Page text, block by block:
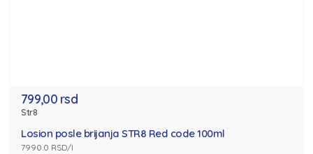
799,00 rsd
Str8
Losion posle brijanja STR8 Red code 100ml
7990.0 RSD/l